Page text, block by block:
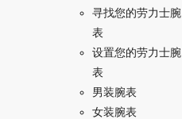
寻找您的劳力士腕
表
设置您的劳力士腕
表
男装腕表
女装腕表